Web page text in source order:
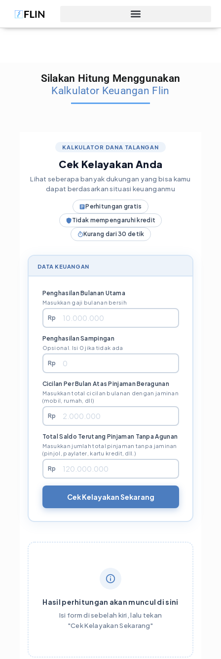
Silakan Hitung Menggunakan
Kalkulator Keuangan Flin
KALKULATOR DANA TALANGAN
Cek Kelayakan Anda
Lihat seberapa banyak dukungan yang bisa kamu
dapat berdasarkan situasi keuanganmu
Perhitungan gratis
Tidak mempengaruhi kredit
Kurang dari 30 detik
DATA KEUANGAN
Penghasilan Bulanan Utama
Masukkan gaji bulanan bersih
Rp
Penghasilan Sampingan
Opsional. Isi 0 jika tidak ada
Rp
Cicilan Per Bulan Atas Pinjaman Beragunan
Masukkan total cicilan bulanan dengan jaminan
(mobil, rumah, dll)
Rp
Total Saldo Terutang Pinjaman Tanpa Agunan
Masukkan jumlah total pinjaman tanpa jaminan
(pinjol, paylater, kartu kredit, dll.)
Rp
Cek Kelayakan Sekarang
Hasil perhitungan akan muncul di sini
Isi form di sebelah kiri, lalu tekan
"Cek Kelayakan Sekarang"